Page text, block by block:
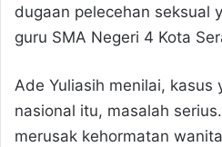
dugaan pelecehan seksual
guru SMA Negeri 4 Kota
Ade Yuliasih menilai, kasus
nasional itu, masalah
merusak kehormatan